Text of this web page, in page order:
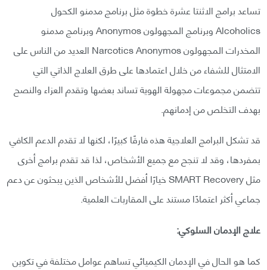
تساعد برامج الاثنتا عشرة خطوة مثل برنامج مدمنو الكحول
Alcoholics وبرنامج المجهولون Anonymos وبرنامج مدمنو
المخدرات المجهولون Narcotics Anonymos العديد من الناس على
الامتثال للشفاء من خلال اعتمادها على طرق العلاج الذاتي التي
تتضمن مجموعات مجهولة الهوية تساند بعضها وتقدم العزاء والنصح
بهدف التخلص من إدمانهم.
قد تشكل البرامج العلاجية هذه فارقًا كبيرًا، لكنها لا تقدم الدعم الكافي
بمفردها، وقد لا تنجح مع جميع الأشخاص، لذا قد تقدم برامج أخرى
مثل SMART Recovery خيارًا أفضل للأشخاص الذين يبحثون عن دعم
جماعي أكثر اعتمادًا مستند على المقاربات العلمية.
علاج الإدمان السلوكي:
كما هو الحال في الإدمان الكيميائي تساهم عوامل مختلفة في تكوين